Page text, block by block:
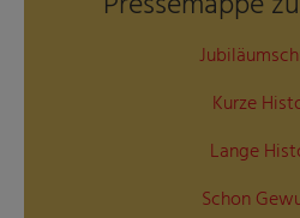
Kurze
Lange
Schon